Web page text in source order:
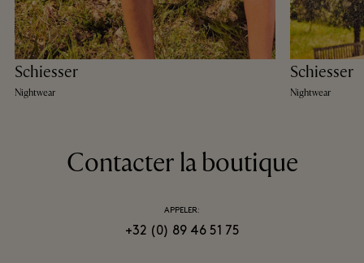
Schiesser
Nightwear
Schiesser
Nightwear
Contacter la boutique
APPELER:
+32 (0) 89 46 51 75